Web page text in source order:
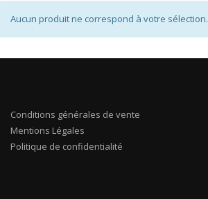
Aucun produit ne correspond à votre sélection.
Conditions générales de vente
Mentions Légales
Politique de confidentialité